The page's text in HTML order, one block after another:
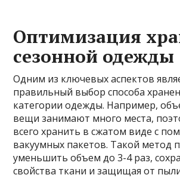
Оптимизация
сезонной одежды
Одним из ключевых аспектов
правильный выбор способа
категории одежды. Например,
вещи занимают много места,
всего хранить в сжатом виде с
вакуумных пакетов. Такой метод
уменьшить объем до 3-4 раз,
свойства ткани и защищая от